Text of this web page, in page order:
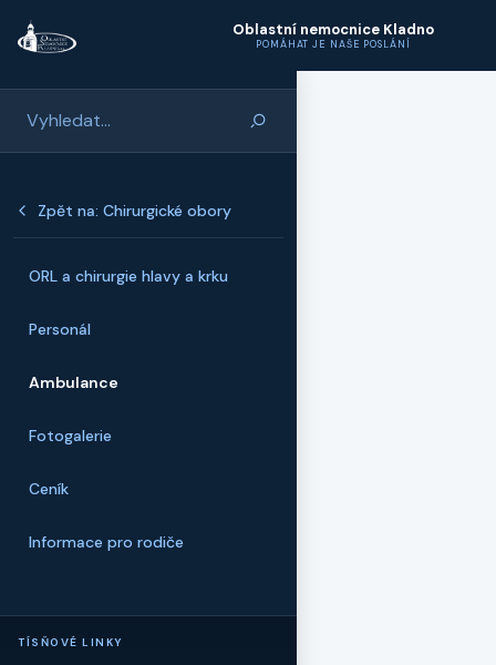
Oblastní nemocnice Kladno
POMÁHAT JE NAŠE POSLÁNÍ
Zpět na: Chirurgické obory
ORL a chirurgie hlavy a krku
Personál
Ambulance
Fotogalerie
Ceník
Informace pro rodiče
TÍSŇOVÉ LINKY